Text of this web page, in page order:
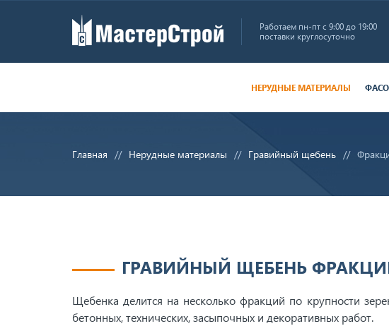
Работаем пн-пт с 9:00 до 19:00
поставки круглосуточно
НЕРУДНЫЕ МАТЕРИАЛЫ
Главная Нерудные материалы Гравийный щебень
ГРАВИЙНЫЙ ЩЕБЕНЬ
Щебенка делится на несколько фракций по крупности
бетонных, технических, засыпочных и декоративных работ.